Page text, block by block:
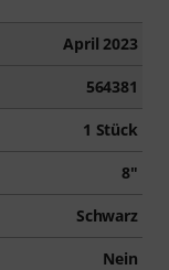
April 2023
564381
1 Stück
8"
Schwarz
Nein